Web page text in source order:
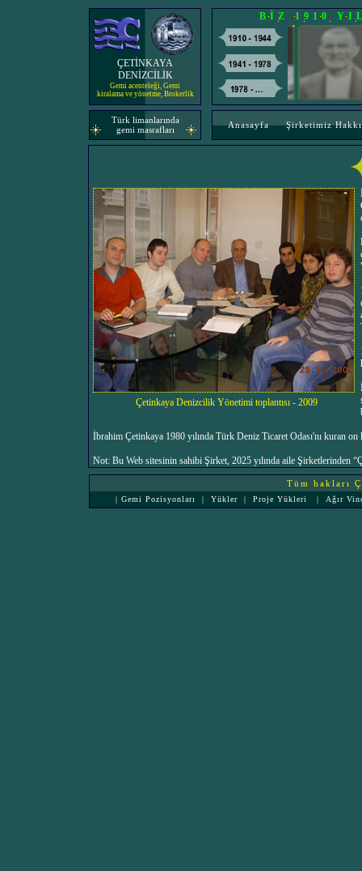
ÇETİNKAYA
DENİZCİLİK
Gemi acenteleği, Gemi
kiralama ve yönetme, Brokerlik
BİZ 1910
Türk limanlarında
gemi masrafları
Anasayfa Şirketimiz
Çetinkaya Denizcilik Yönetimi toplantısı - 2009
İbrahim Çetinkaya 1980 yılında Türk Deniz Ticaret Odası'nı kuran
Not: Bu Web sitesinin sahibi Şirket, 2025 yılında aile Şirketlerinden
Tüm hakları
| Gemi Pozisyonları | Yükler | Proje Yükleri | Ağır